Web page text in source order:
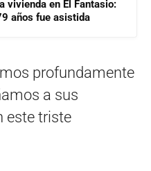
vivienda en El Fantasio:
años fue asistida
profundamente
a sus
este triste